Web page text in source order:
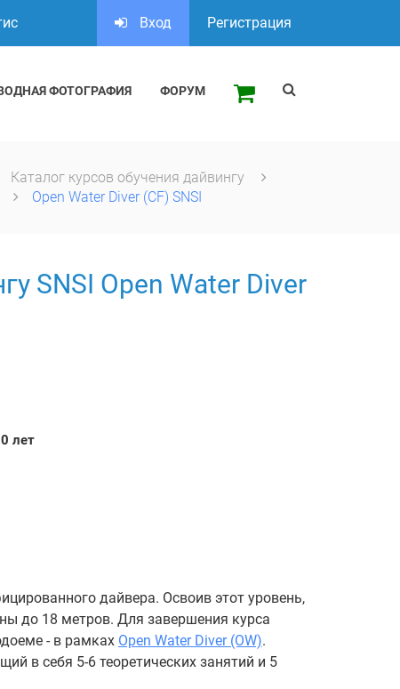
Вход Регистрация
ФОТОГРАФИЯ ФОРУМ
Каталог курсов обучения дайвингу
Open Water Diver (CF) SNSI
SNSI Open Water Diver
лет
дайвера. Освоив этот уровень,
до 18 метров. Для завершения курса
- в рамках Open Water Diver (OW).
в себя 5-6 теоретических занятий и 5